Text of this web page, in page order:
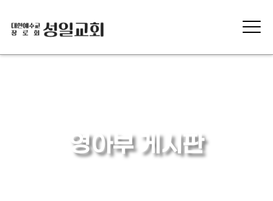
영아부 게시판